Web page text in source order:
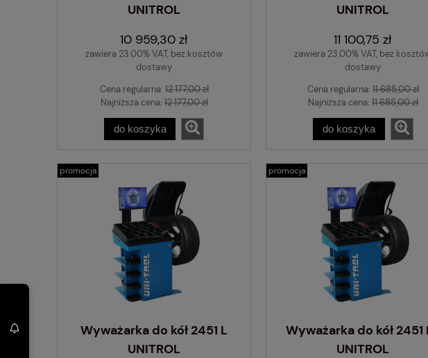
UNITROL
10 959,30 zł
zawiera 23.00% VAT, bez kosztów
dostawy
Cena regularna:12 177,00 zł
Najniższa cena:12 177,00 zł
do koszyka
UNITROL
11 100,75 zł
zawiera 23.00% VAT, bez
dostawy
Cena regularna: 11 685,00 zł
Najniższa cena: 11 685,00 zł
do koszyka
Wyważarka do kół 2451 L
UNITROL
promocja
Wyważarka do kół 2451
UNITROL
promocja